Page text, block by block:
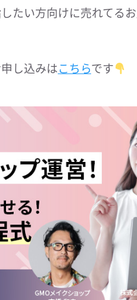
たい方向けに売れてる
し込みはこちらです